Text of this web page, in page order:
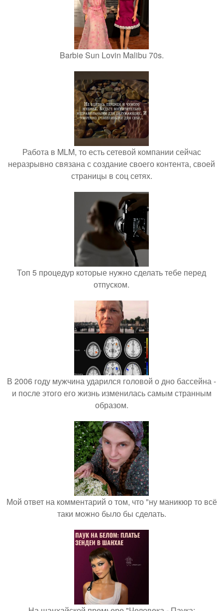
Barbie Sun Lovin Malibu 70s.
Работа в MLM, то есть сетевой компании сейчас
неразрывно связана с создание своего контента, своей
страницы в соц сетях.
Топ 5 процедур которые нужно сделать тебе перед
отпуском.
В 2006 году мужчина ударился головой о дно бассейна -
и после этого его жизнь изменилась самым странным
образом.
Мой ответ на комментарий о том, что "ну маникюр то всё
таки можно было бы сделать.